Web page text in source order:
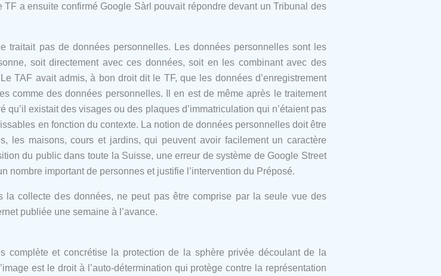
a ensuite confirmé Google Sàrl pouvait répondre devant un Tribunal des
traitait pas de données personnelles. Les données personnelles sont les
soit directement avec ces données, soit en les combinant avec des
TAF avait admis, à bon droit dit le TF, que les données d’enregistrement
comme des données personnelles. Il en est de même après le traitement
existait des visages ou des plaques d’immatriculation qui n’étaient pas
en fonction du contexte. La notion de données personnelles doit être
les maisons, cours et jardins, qui peuvent avoir facilement un caractère
du public dans toute la Suisse, une erreur de système de Google Street
nombre important de personnes et justifie l’intervention du Préposé.
la collecte des données, ne peut pas être comprise par la seule vue des
publiée une semaine à l’avance.
complète et concrétise la protection de la sphère privée découlant de la
est le droit à l’auto-détermination qui protège contre la représentation